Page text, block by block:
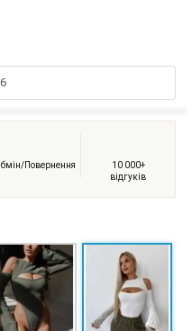
Повернення
10 000+
відгуків